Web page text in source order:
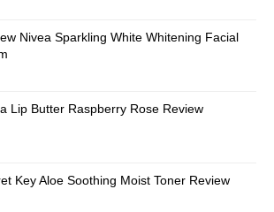
Nivea Sparkling White Whitening Facial
Lip Butter Raspberry Rose Review
Key Aloe Soothing Moist Toner Review